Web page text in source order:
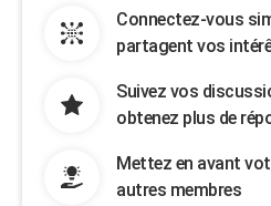
Connectez-vous
partagent vos
Suivez vos
obtenez plus de
Mettez en avant
autres membres